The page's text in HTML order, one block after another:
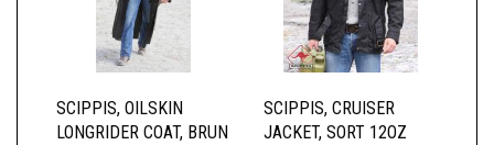
SCIPPIS, OILSKIN
LONGRIDER COAT, BRUN
SCIPPIS, CRUISER
JACKET, SORT 12OZ